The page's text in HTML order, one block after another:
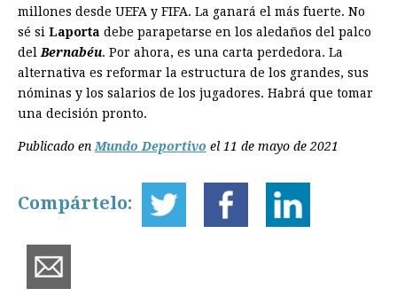
millones desde UEFA y FIFA. La ganará el más fuerte. No
sé si Laporta debe parapetarse en los aledaños del palco
del Bernabéu. Por ahora, es una carta perdedora. La
alternativa es reformar la estructura de los grandes, sus
nóminas y los salarios de los jugadores. Habrá que tomar
una decisión pronto.
Publicado en Mundo Deportivo el 11 de mayo de 2021
Compártelo: